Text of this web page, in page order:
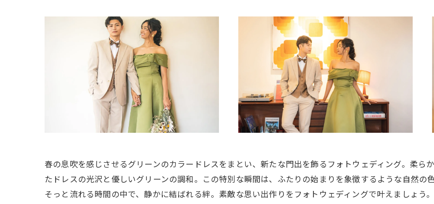
春の息吹を感じさせるグリーンのカラードレスをまとい、新たな門出を飾るフォトウェディング。柔ら
たドレスの光沢と優しいグリーンの調和。この特別な瞬間は、ふたりの始まりを象徴するような自然の
そっと流れる時間の中で、静かに結ばれる絆。素敵な思い出作りをフォトウェディングで叶えましょう